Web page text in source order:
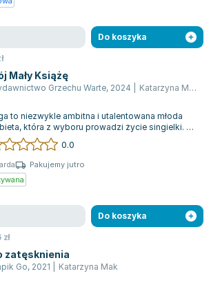
Exupery
Do koszyka
Mały Książę
Grzechu Warte, 2024 Katarzyna Mak
to niezwykle ambitna i utalentowana młoda
która z wyboru prowadzi życie singielki. Z
konserwator zabytków i a...
0.0
Pakujemy jutro
zł
Do koszyka
zatęsknienia
Go, 2021 Katarzyna Mak